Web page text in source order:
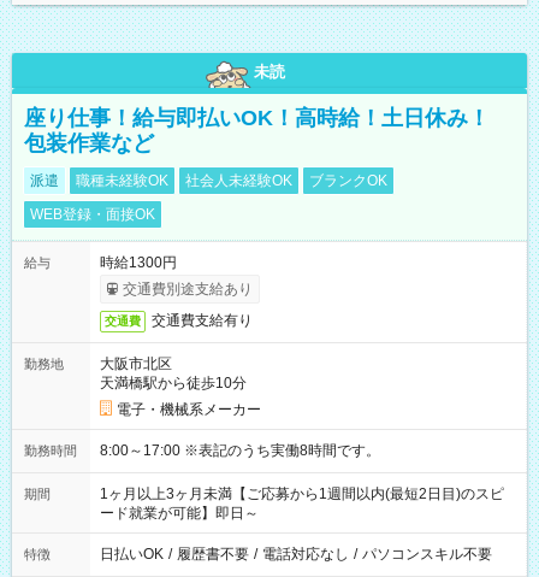
未読
座り仕事！給与即払いOK！高時給！土日休み！
包装作業など
派遣 職種未経験OK 社会人未経験OK
ブランクOK
WEB登録・面接OK
給与
時給1300円
交通費別途支給あり
交通費 交通費支給有り
勤務地
大阪市北区
天満橋駅から徒歩10分
電子・機械系メーカー
勤務時間 8:00～17:00 ※表記のうち実働8時間です。
期間
1ヶ月以上3ヶ月未満【ご応募から1週間以内(最短2日目)のスピ
ード就業が可能】即日～
特徴 日払いOK / 履歴書不要 / 電話対応なし / パソコンスキル不要